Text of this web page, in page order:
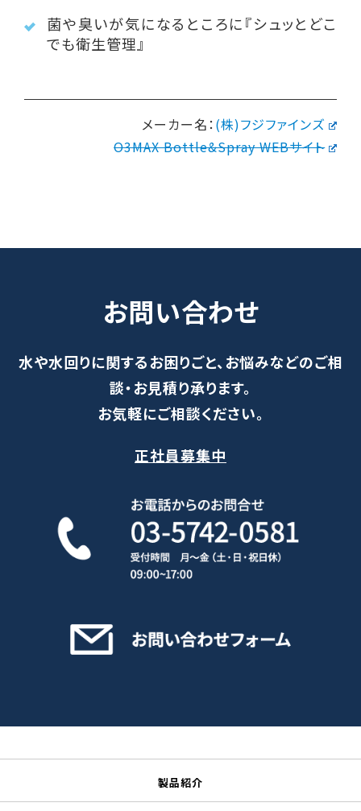
菌や臭いが気になるところに『シュッとどこ
でも衛生管理』
メーカー名：(株)フジファインズ
O3MAX Bottle&Spray WEBサイト
お問い合わせ
水や水回りに関するお困りごと、お悩みなどのご相
談・お見積り承ります。
お気軽にご相談ください。
正社員募集中
製品紹介